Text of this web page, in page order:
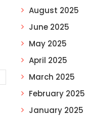
August 2025
June 2025
May 2025
April 2025
March 2025
February 2025
January 2025